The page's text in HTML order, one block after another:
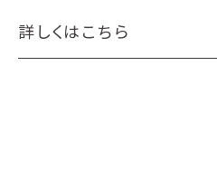
詳しくはこちら